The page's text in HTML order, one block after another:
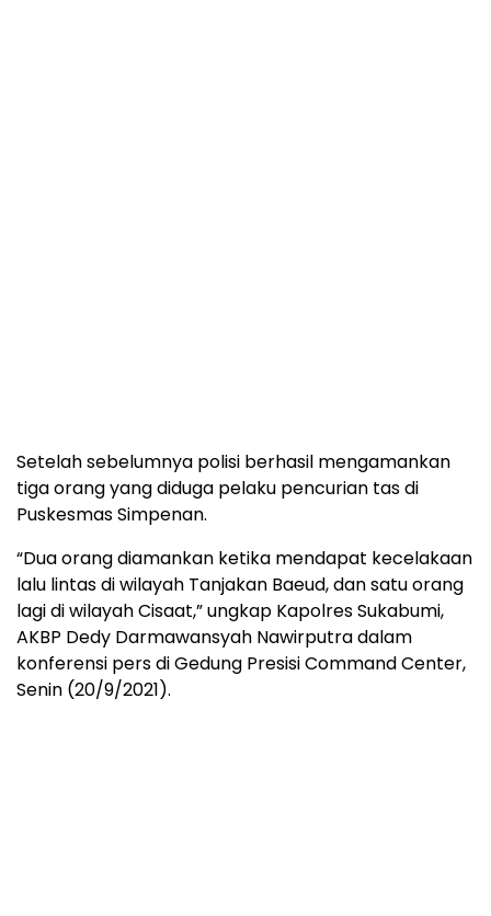
Setelah sebelumnya polisi berhasil mengamankan
tiga orang yang diduga pelaku pencurian tas di
Puskesmas Simpenan.
“Dua orang diamankan ketika mendapat kecelakaan
lalu lintas di wilayah Tanjakan Baeud, dan satu orang
lagi di wilayah Cisaat,” ungkap Kapolres Sukabumi,
AKBP Dedy Darmawansyah Nawirputra dalam
konferensi pers di Gedung Presisi Command Center,
Senin (20/9/2021).